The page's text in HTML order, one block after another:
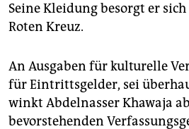
Seine Kleidung besorgt er
Roten Kreuz.
An Ausgaben für kulturelle
für Eintrittsgelder, sei
winkt Abdelnasser Khawaja
bevorstehenden